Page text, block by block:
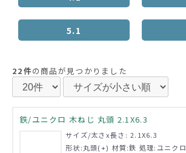
5.1
22件の商品が見つかりました
鉄/ユニクロ 木ねじ 丸頭 2.1X6.3
サイズ/太さx長さ: 2.1X6.3
形状:丸頭(+) 材質:鉄 処理:ユニクロ